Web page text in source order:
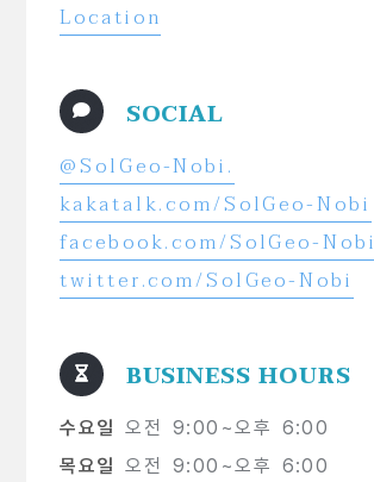
Location
SOCIAL
@SolGeo-Nobi.
kakatalk.com/SolGeo-Nobi
facebook.com/SolGeo-Nobi
twitter.com/SolGeo-Nobi
BUSINESS HOURS
수요일 오전 9:00~오후 6:00
목요일 오전 9:00~오후 6:00